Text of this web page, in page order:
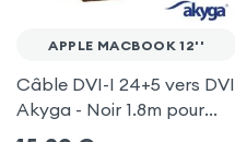
APPLE MACBOOK 12''
Câble DVI-I 24+5 vers DVI
Akyga - Noir 1.8m pour
Apple MacBook 12''